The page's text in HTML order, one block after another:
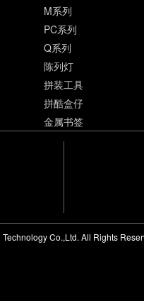
M系列
PC系列
Q系列
陈列灯
拼装工具
拼酷盒仔
金属书签
Co.,Ltd. All Rights